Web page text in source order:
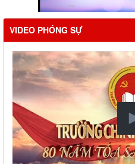
VIDEO PHÓNG SỰ